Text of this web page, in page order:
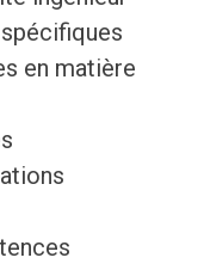
en matière